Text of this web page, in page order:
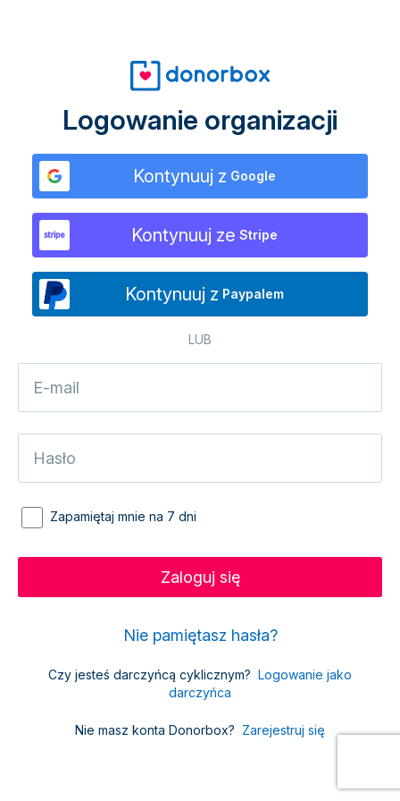
Logowanie organizacji
Kontynuuj z Google
Kontynuuj ze Stripe
Kontynuuj z Paypalem
LUB
Zapamiętaj mnie na 7 dni
Nie pamiętasz hasła?
Czy jesteś darczyńcą cyklicznym? Logowanie jako
darczyńca
Nie masz konta Donorbox? Zarejestruj się